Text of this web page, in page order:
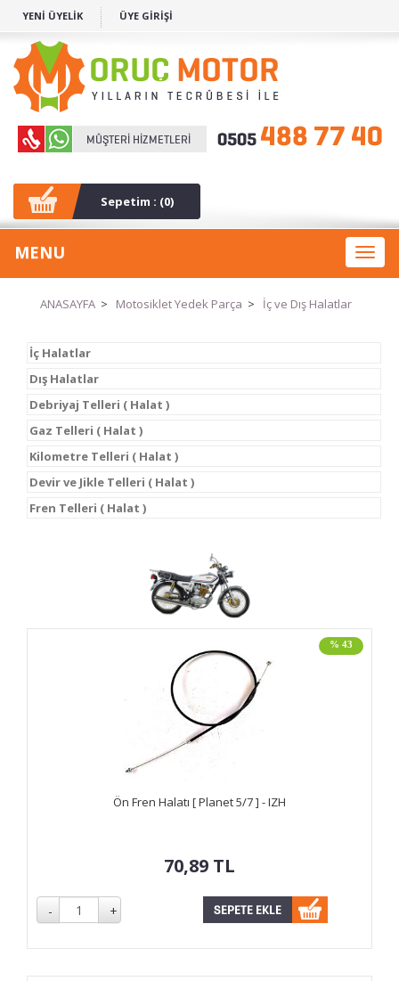
YENİ ÜYELİK ÜYE GİRİŞİ
Sepetim : (0)
Toggle
MENU
ANASAYFA > Motosiklet Yedek Parça > İç ve Dış Halatlar
İç Halatlar
Dış Halatlar
Debriyaj Telleri ( Halat )
Gaz Telleri ( Halat )
Kilometre Telleri ( Halat )
Devir ve Jikle Telleri ( Halat )
Fren Telleri ( Halat )
% 43
Ön Fren Halatı [ Planet 5/7 ] - IZH
70,89 TL